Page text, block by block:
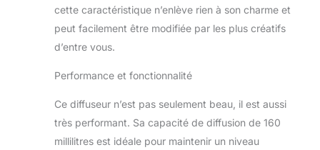
ou 14 heures intermittentes. Parfait
pour se détendre et créer une
atmosphère paisible et aromatique.
Lumière apaisante et brume superfine
dispose de 15 modes d'éclairage
avec luminosité réglable et un cycle
de couleur automatique. Son effet
verre classique traditionnel ajoute une
cette caractéristique n’enlève rien à son charme et
peut facilement être modifiée par les plus créatifs
d’entre vous.
Performance et fonctionnalité
Ce diffuseur n’est pas seulement beau, il est aussi
très performant. Sa capacité de diffusion de 160
millilitres est idéale pour maintenir un niveau